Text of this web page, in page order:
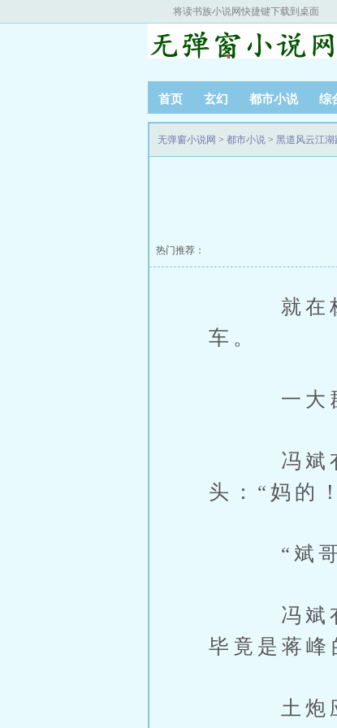
将读书族小说网快捷键下载到桌面
首页 玄幻 都市小说 综
无弹窗小说网 > 都市小说 > 黑道风云江湖
热门推荐：
就在杨鸣
车。
一大群人
冯斌有被
头：“妈的
“斌哥，
冯斌有
毕竟是蒋峰
土炮应